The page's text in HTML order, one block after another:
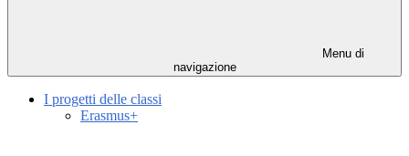
Menu di
navigazione
I progetti delle classi
Erasmus+